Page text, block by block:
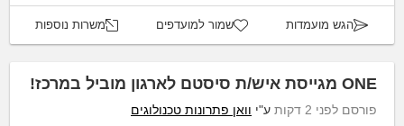
הגש מועמדות שמור למועדפים משרות נוספות
ONE מגייסת איש/ת סיסטם לארגון מוביל במרכז!
פורסם לפני 2 דקות ע"י וואן פתרונות טכנולוגים